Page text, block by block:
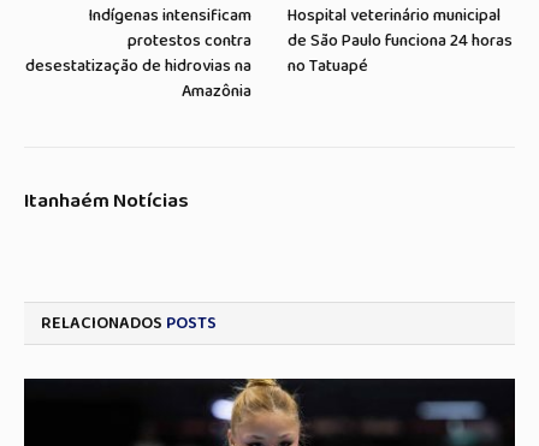
Indígenas intensificam
protestos contra
desestatização de hidrovias na
Amazônia
Hospital veterinário municipal
de São Paulo funciona 24 horas
no Tatuapé
Itanhaém Notícias
RELACIONADOS POSTS